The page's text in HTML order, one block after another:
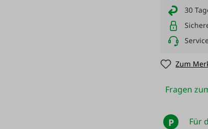
30
Zum
Fragen
P Für